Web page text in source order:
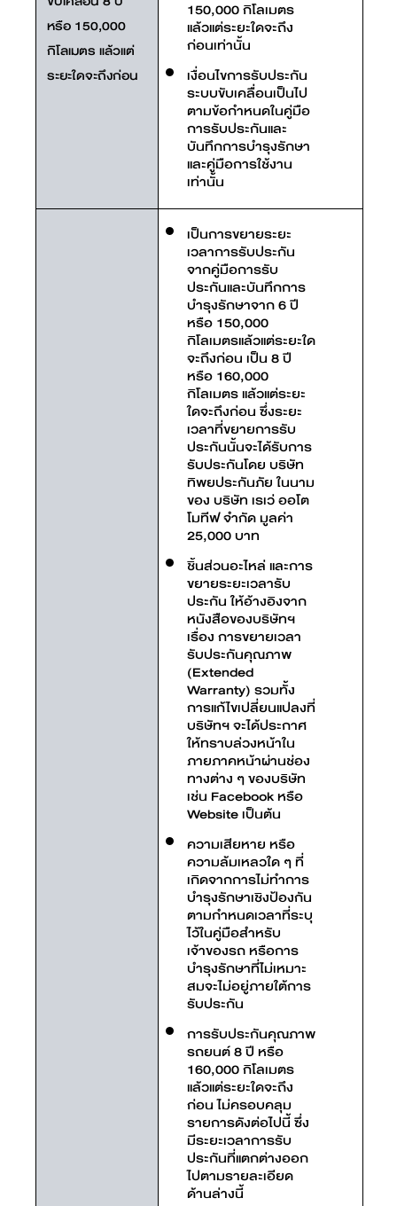
หรือ 150,000
กิโลเมตร แล้วแต่
ระยะใดจะถึงก่อน
150,000 กิโลเมตร
แล้วแต่ระยะใดจะถึง
ก่อนเท่านั้น
เงื่อนไขการรับประกัน
ระบบขับเคลื่อนเป็นไป
ตามข้อกำหนดในคู่มือ
การรับประกันและ
บันทึกการบำรุงรักษา
และคู่มือการใช้งาน
เท่านั้น
เป็นการขยายระยะ
เวลาการรับประกัน
จากคู่มือการรับ
ประกันและบันทึกการ
บำรุงรักษาจาก 6 ปี
หรือ 150,000
กิโลเมตรแล้วแต่ระยะใด
จะถึงก่อน เป็น 8 ปี
หรือ 160,000
กิโลเมตร แล้วแต่ระยะ
ใดจะถึงก่อน ซึ่งระยะ
เวลาที่ขยายการรับ
ประกันนั้นจะได้รับการ
รับประกันโดย บริษัท
ทิพยประกันภัย ในนาม
ของ บริษัท เรเว่ ออโต
โมทีฟ จำกัด มูลค่า
25,000 บาท
ชิ้นส่วนอะไหล่ และการ
ขยายระยะเวลารับ
ประกัน ให้อ้างอิงจาก
หนังสือของบริษัทฯ
เรื่อง การขยายเวลา
รับประกันคุณภาพ
(Extended
Warranty) รวมทั้ง
การแก้ไขเปลี่ยนแปลงที่
บริษัทฯ จะได้ประกาศ
ให้ทราบล่วงหน้าใน
ภายภาคหน้าผ่านช่อง
ทางต่าง ๆ ของบริษัท
เช่น Facebook หรือ
Website เป็นต้น
ความเสียหาย หรือ
ความล้มเหลวใด ๆ ที่
เกิดจากการไม่ทำการ
บำรุงรักษาเชิงป้องกัน
ตามกำหนดเวลาที่ระบุ
ไว้ในคู่มือสำหรับ
เจ้าของรถ หรือการ
บำรุงรักษาที่ไม่เหมาะ
สมจะไม่อยู่ภายใต้การ
รับประกัน
การรับประกันคุณภาพ
รถยนต์ 8 ปี หรือ
160,000 กิโลเมตร
แล้วแต่ระยะใดจะถึง
ก่อน ไม่ครอบคลุม
รายการดังต่อไปนี้ ซึ่ง
มีระยะเวลาการรับ
ประกันที่แตกต่างออก
ไปตามรายละเอียด
ด้านล่างนี้